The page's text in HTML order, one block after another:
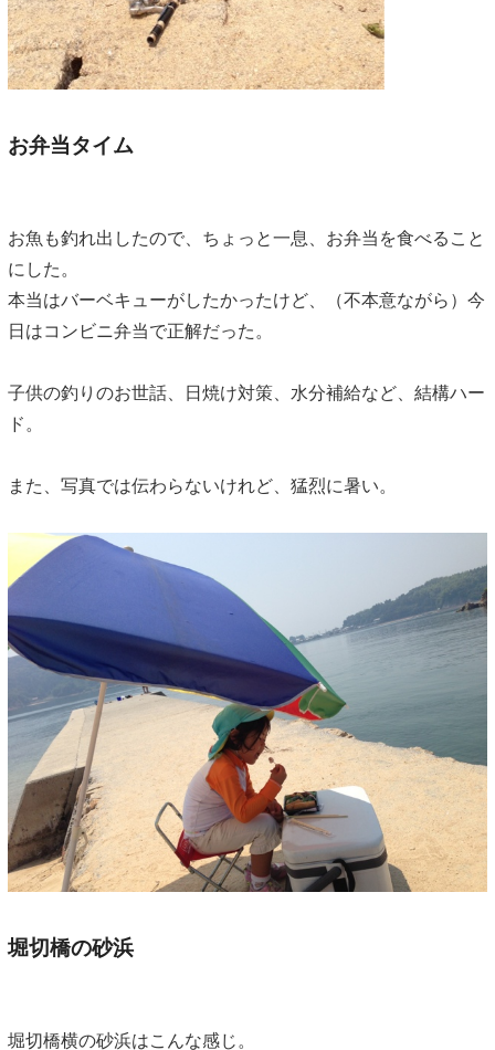
お弁当タイム
お魚も釣れ出したので、ちょっと一息、お弁当を食べること
にした。
本当はバーベキューがしたかったけど、（不本意ながら）今
日はコンビニ弁当で正解だった。
子供の釣りのお世話、日焼け対策、水分補給など、結構ハー
ド。
また、写真では伝わらないけれど、猛烈に暑い。
堀切橋の砂浜
堀切橋横の砂浜はこんな感じ。